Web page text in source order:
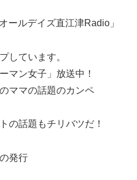
ールデイズ直江津Radio」
しています。
マン女子」放送中！
ママの話題のカンペ
の話題もチリバツだ！
発行